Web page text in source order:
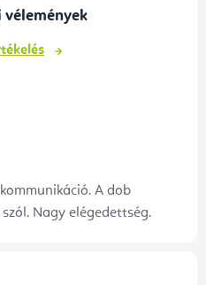
A dob
Nagy elégedettség.